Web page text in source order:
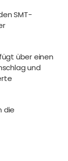
SMT-
über einen
und
die